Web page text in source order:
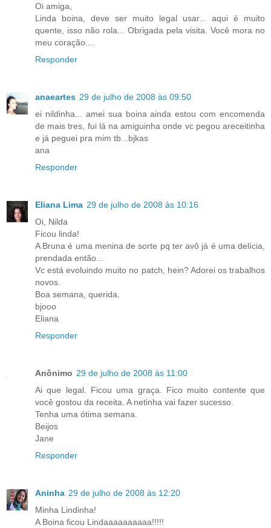
Oi amiga,
Linda boina, deve ser muito legal usar... aqui é muito
quente, isso não rola... Obrigada pela visita. Você mora no
meu coração....
Responder
anaeartes 29 de julho de 2008 às 09:50
ei nildinha... amei sua boina ainda estou com encomenda
de mais tres, fui lá na amiguinha onde vc pegou areceitinha
e já peguei pra mim tb...bjkas
ana
Responder
Eliana Lima 29 de julho de 2008 às 10:16
Oi, Nilda
Ficou linda!
A Bruna é uma menina de sorte pq ter avô já é uma delícia,
prendada então...
Vc está evoluindo muito no patch, hein? Adorei os trabalhos
novos.
Boa semana, querida.
bjooo
Eliana
Responder
Anônimo 29 de julho de 2008 às 11:00
Ai que legal. Ficou uma graça. Fico muito contente que
você gostou da receita. A netinha vai fazer sucesso.
Tenha uma ótima semana.
Beijos
Jane
Responder
Aninha 29 de julho de 2008 às 12:20
Minha Lindinha!
A Boina ficou Lindaaaaaaaaaa!!!!!